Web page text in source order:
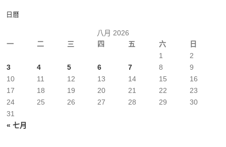
日曆
八月 2026
一
二 三 四 五 六 日
« 七月
1
2
3
4 5 6 7 8
9
10
11 12 13 14 15
16
17
18 19 20 21 22
23
24
25 26 27 28 29
30
31